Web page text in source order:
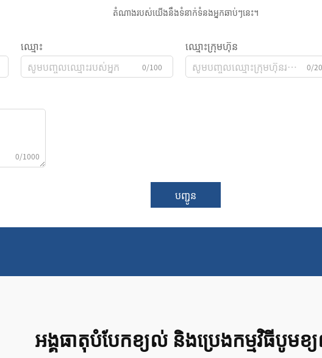
តំណាងរបស់យើងនឹងទំនាក់ទំនងអ្នកឆាប់ៗនេះ។
ឈ្មោះ
0/100
ឈ្មោះក្រុមហ៊ុន
0/
0/1000
បញ្ជូន
អង្គធាតុបំបែកខ្យល់ និងប្រេងកម្មវិធីបូមខ្